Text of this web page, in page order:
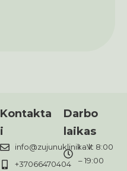
Kontakta
i
info@zujunuklinika.lt
+37066470404
Darbo
laikas
I - V: 8:00
– 19:00